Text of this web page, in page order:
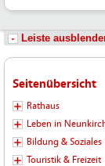
Leiste
Seitenübersicht
Rathaus
Leben in
Bildung & Soziales
Touristik & Freizeit